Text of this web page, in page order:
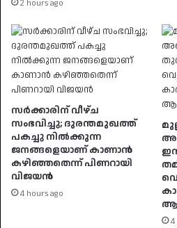
2 hours ago
സർക്കാരിന് വീഴ്ച
സംഭവിച്ചു; ദുരന്തമുഖത്ത്
പകച്ചു നിൽക്കുന്ന
ജനങ്ങളെയാണ് കാണാൻ
കഴിഞ്ഞതെന്ന് പിണറായി
വിജയൻ
4 hours ago
4